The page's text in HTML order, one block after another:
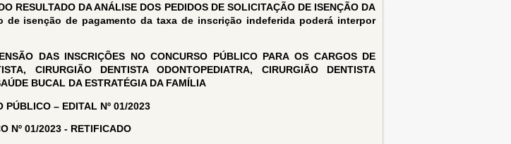
RESULTADO DA ANÁLISE DOS PEDIDOS DE SOLICITAÇÃO DE ISENÇÃO DA
isenção de pagamento da taxa de inscrição indeferida poderá interpor
DAS INSCRIÇÕES NO CONCURSO PÚBLICO PARA OS CARGOS DE
CIRURGIÃO DENTISTA ODONTOPEDIATRA, CIRURGIÃO DENTISTA
BUCAL DA ESTRATÉGIA DA FAMÍLIA
PÚBLICO – EDITAL Nº 01/2023
Nº 01/2023 - RETIFICADO